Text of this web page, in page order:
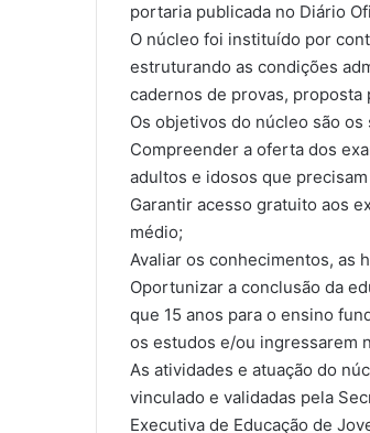
i
l
portaria publicada no Diário
O núcleo foi instituído por
estruturando as condições
cadernos de provas, proposta
Os objetivos do núcleo são os
Compreender a oferta dos
adultos e idosos que
Garantir acesso gratuito aos
médio;
Avaliar os conhecimentos, as
Oportunizar a conclusão da
que 15 anos para o ensino
os estudos e/ou ingressarem
As atividades e atuação do
vinculado e validadas pela
Executiva de Educação de